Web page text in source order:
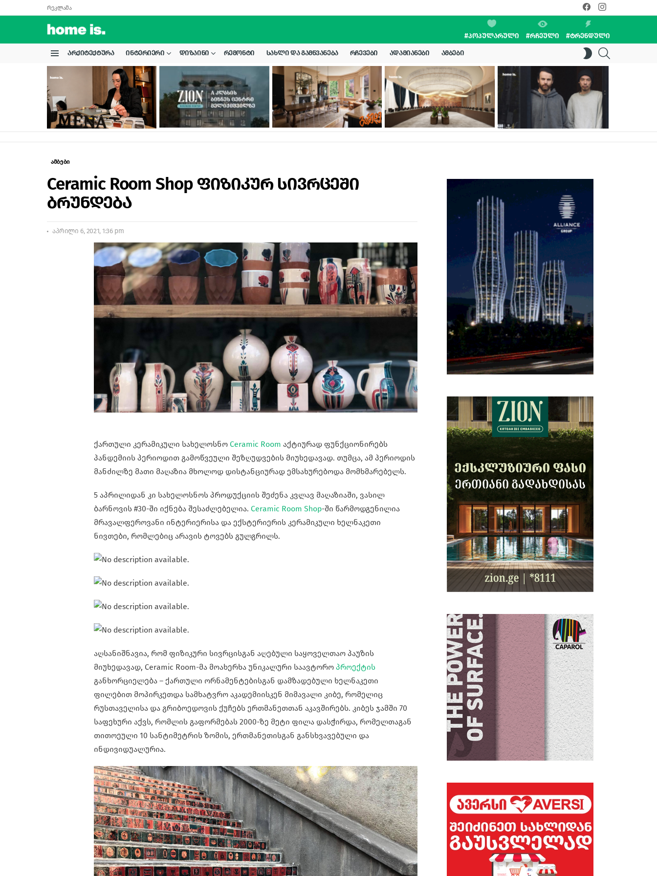
რეკლამა
facebookinstagram
#ᲞᲝᲞᲣᲚᲐᲠᲣᲚᲘ #ᲠᲩᲔᲣᲚᲘ #ᲢᲠᲔᲜᲓᲣᲚᲘ
ᲐᲠᲥᲘᲢᲔᲥᲢᲣᲠᲐ ᲘᲜᲢᲔᲠᲘᲔᲠᲘ ᲓᲘᲖᲐᲘᲜᲘ ᲠᲔᲛᲝᲜᲢᲘ ᲡᲐᲮᲚᲘ ᲓᲐ ᲒᲐᲛᲬᲕᲐᲜᲔᲑᲐ ᲠᲩᲔᲕᲔᲑᲘ ᲐᲓᲐᲛᲘᲐᲜᲔᲑᲘ ᲐᲛᲑᲔᲑᲘ
SWITCH
SKIN
STORIES
ამბები
Ceramic Room Shop ფიზიკურ სივრცეში
ბრუნდება
აპრილი 6, 2021, 1:36 pm
ქართული კერამიკული სახელოსნო Ceramic Room აქტიურად ფუნქციონირებს
პანდემიის პერიოდით გამოწვეული შეზღუდვების მიუხედავად. თუმცა, ამ პერიოდის
მანძილზე მათი მაღაზია მხოლოდ დისტანციურად ემსახურებოდა მომხმარებელს.
5 აპრილიდან კი სახელოსნოს პროდუქციის შეძენა კვლავ მაღაზიაში, ვასილ
ბარნოვის #30-ში იქნება შესაძლებელია. Ceramic Room Shop-ში წარმოდგენილია
მრავალფეროვანი ინტერიერისა და ექსტერიერის კერამიკული ხელნაკეთი
ნივთები, რომლებიც არავის ტოვებს გულგრილს.
აღსანიშნავია, რომ ფიზიკური სივრცისგან აღებული საყოველთაო პაუზის
მიუხედავად, Ceramic Room-მა მოახერხა უნიკალური საავტორო პროექტის
განხორციელება – ქართული ორნამენტებისგან დამზადებული ხელნაკეთი
ფილებით მოპირკეთდა სამხატვრო აკადემიისკენ მიმავალი კიბე, რომელიც
რუსთაველისა და გრიბოედოვის ქუჩებს ერთმანეთთან აკავშირებს. კიბეს ჯამში 70
საფეხური აქვს, რომლის გაფორმებას 2000-ზე მეტი ფილა დასჭირდა, რომელთაგან
თითოეული 10 სანტიმეტრის ზომის, ერთმანეთისგან განსხვავებული და
ინდივიდუალურია.